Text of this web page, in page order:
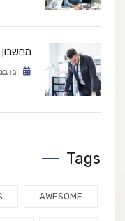
נובמבר
Tags
AWESOME